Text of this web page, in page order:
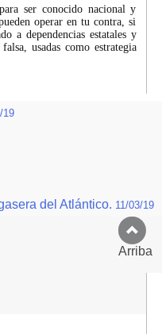
ser conocido nacional y
operar en tu contra, si
a dependencias estatales y
usadas como estrategia
19
del Atlántico. 11/03/19